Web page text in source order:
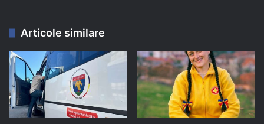
Articole similare